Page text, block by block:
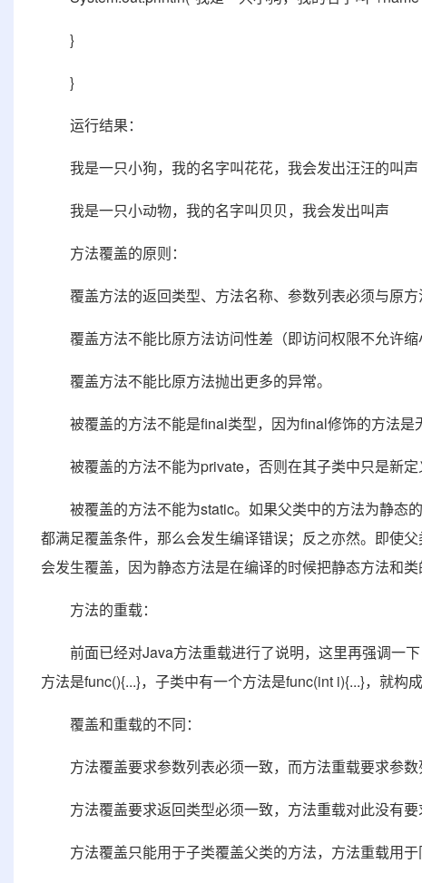
}
}
运行结果：
我是一只小狗，我的名字叫花花，我会发出汪汪的叫声
我是一只小动物，我的名字叫贝贝，我会发出叫声
方法覆盖的原则：
覆盖方法的返回类型、方法名称、参数列表必须与原方
覆盖方法不能比原方法访问性差（即访问权限不允许缩
覆盖方法不能比原方法抛出更多的异常。
被覆盖的方法不能是final类型，因为final修饰的方法是
被覆盖的方法不能为private，否则在其子类中只是新定
被覆盖的方法不能为static。如果父类中的方法为静态
都满足覆盖条件，那么会发生编译错误；反之亦然。即使
会发生覆盖，因为静态方法是在编译的时候把静态方法和类
方法的重载：
前面已经对Java方法重载进行了说明，这里再强调一
方法是func(){...}，子类中有一个方法是func(int i){...}，就构
覆盖和重载的不同：
方法覆盖要求参数列表必须一致，而方法重载要求参数
方法覆盖要求返回类型必须一致，方法重载对此没有要
方法覆盖只能用于子类覆盖父类的方法，方法重载用于